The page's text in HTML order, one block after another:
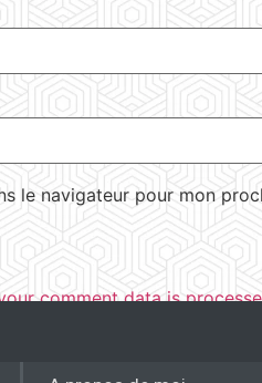
le navigateur pour mon
comment data is